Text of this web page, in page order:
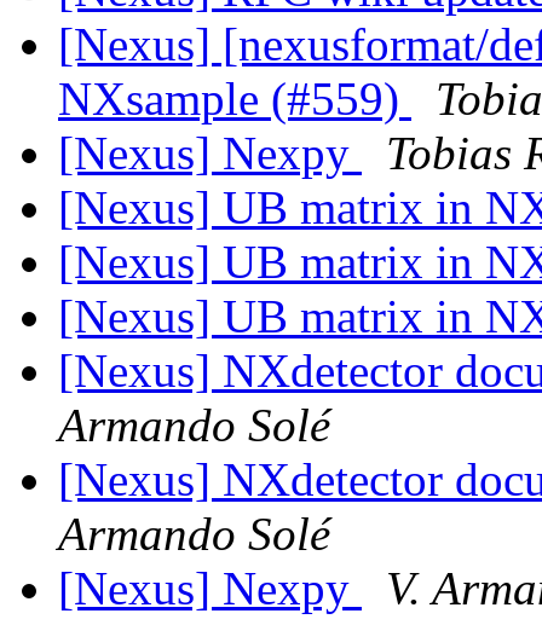
[Nexus] [nexusformat/
NXsample (#559)
[Nexus] Nexpy
Tobias
[Nexus] UB matrix in
[Nexus] UB matrix in
[Nexus] UB matrix in
[Nexus] NXdetector
Armando Solé
[Nexus] NXdetector
Armando Solé
[Nexus] Nexpy
V.